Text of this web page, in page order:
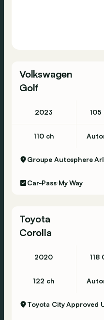
Volkswagen
Golf
2023 105
110 ch
Groupe Autosphere
Car-Pass My Way
Toyota
Corolla
2020 118
122 ch